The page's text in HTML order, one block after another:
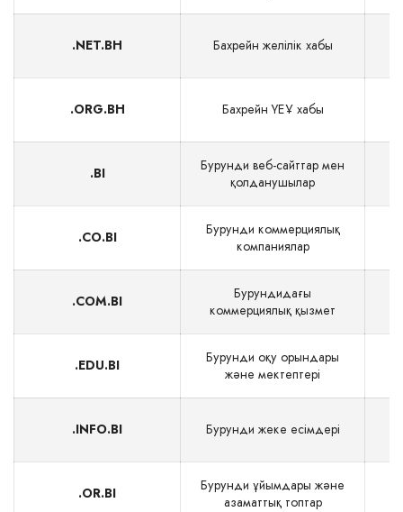
.NET.BH Бахрейн желілік хабы
.ORG.BH Бахрейн ҮЕҰ хабы
.BI
Бурунди веб-сайттар мен
қолданушылар
.CO.BI
Бурунди коммерциялық
компаниялар
.COM.BI
Бурундидағы
коммерциялық қызмет
.EDU.BI
Бурунди оқу орындары
және мектептері
.INFO.BI Бурунди жеке есімдері
.OR.BI
Бурунди ұйымдары және
азаматтық топтар